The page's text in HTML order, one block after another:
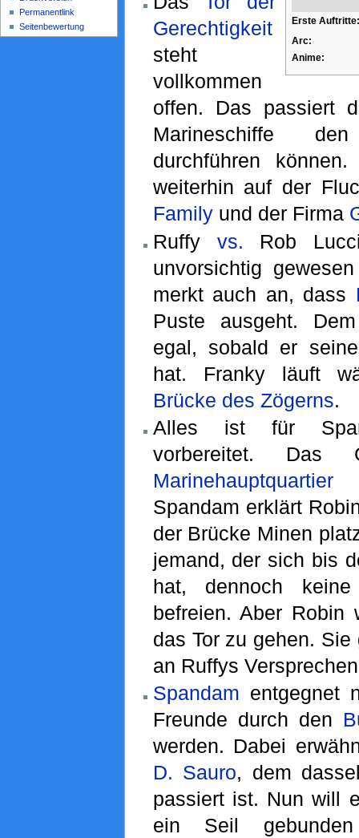
Erste Auftritte:
Arc:
Anime:
Gerechtigkeit
steht
vollkommen
offen. Das passiert
Marineschiffe
durchführen
weiterhin auf der
Familyund der Firma
Ruffy vs. Rob
unvorsichtig
merkt auch an, dass
Puste ausgeht.
egal, sobald er
hat. Franky läuft
Brücke des Zögerns.
Alles ist für
vorbereitet. Das
Marinehauptquartier
Spandam erklärt
der Brücke Minen
jemand, der sich bis
hat, dennoch
befreien. Aber Robin
das Tor zu gehen.
an Ruffys
Spandam entgegnet
Freunde durch den
werden. Dabei
D. Sauro, dem
passiert ist. Nun will
ein Seil
Permanentlink
Seitenbewertung